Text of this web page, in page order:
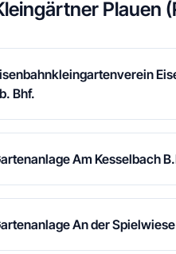
Plauen
Bhf.
Am Kesselbach
An der Spielwiese